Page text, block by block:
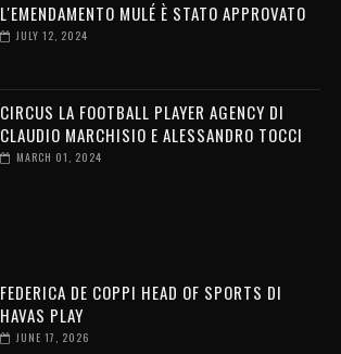
L'EMENDAMENTO MULÉ È STATO APPROVATO
JULY 12, 2024
CIRCUS LA FOOTBALL PLAYER AGENCY DI
CLAUDIO MARCHISIO E ALESSANDRO TOCCI
MARCH 01, 2024
FEDERICA DE COPPI HEAD OF SPORTS DI
HAVAS PLAY
JUNE 17, 2026